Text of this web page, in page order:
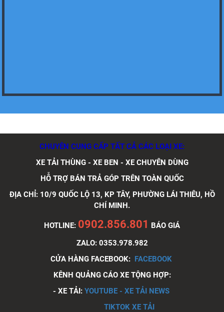
Xe tải Foton 990kg
Xe tải Foton 990kg
Xe tải Foton 990kg
CHUYÊN CUNG CẤP TẤT CẢ CÁC LOẠI XE:
XE TẢI THÙNG - XE BEN - XE CHUYÊN DÙNG
HỖ TRỢ BÁN TRẢ GÓP TRÊN TOÀN QUỐC
ĐỊA CHỈ: 10/9 QUỐC LỘ 13, KP TÂY, PHƯỜNG LÁI THIÊU, HỒ
CHÍ MINH.
HOTLINE: 0902.856.801 BÁO GIÁ
ZALO: 0353.978.982
CỬA HÀNG FACEBOOK: FACEBOOK
KÊNH QUẢNG CÁO XE TỘNG HỢP:
- XE TẢI: YOUTUBE - XE TẢI NEWS
TIKTOK XE TẢI